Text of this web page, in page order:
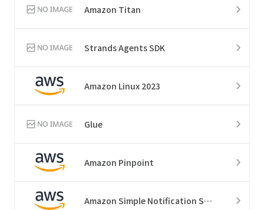
Amazon Titan
Strands Agents SDK
Amazon Linux 2023
Glue
Amazon Pinpoint
Amazon Simple Notification Service